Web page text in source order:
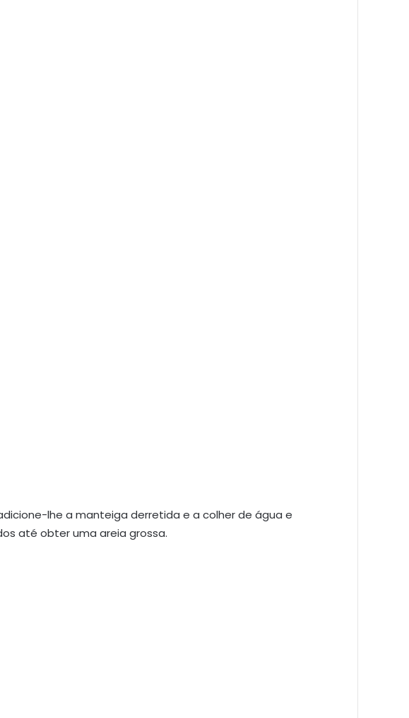
lhe a manteiga derretida e a colher de água e
até obter uma areia grossa.